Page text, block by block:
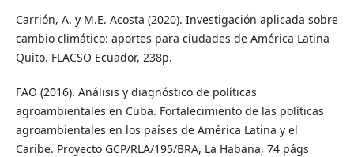
Carrión, A. y M.E. Acosta (2020). Investigación aplicada sobre
cambio climático: aportes para ciudades de América Latina
Quito. FLACSO Ecuador, 238p.
FAO (2016). Análisis y diagnóstico de políticas
agroambientales en Cuba. Fortalecimiento de las políticas
agroambientales en los países de América Latina y el
Caribe. Proyecto GCP/RLA/195/BRA, La Habana, 74 págs